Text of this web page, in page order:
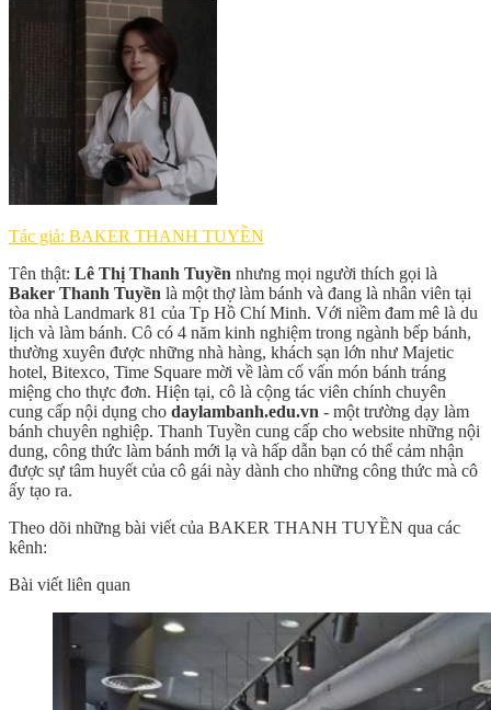
Tác giả: BAKER THANH TUYỀN
Tên thật: Lê Thị Thanh Tuyền nhưng mọi người thích gọi là
Baker Thanh Tuyền là một thợ làm bánh và đang là nhân viên tại
tòa nhà Landmark 81 của Tp Hồ Chí Minh. Với niềm đam mê là du
lịch và làm bánh. Cô có 4 năm kinh nghiệm trong ngành bếp bánh,
thường xuyên được những nhà hàng, khách sạn lớn như Majetic
hotel, Bitexco, Time Square mời về làm cố vấn món bánh tráng
miệng cho thực đơn. Hiện tại, cô là cộng tác viên chính chuyên
cung cấp nội dụng cho daylambanh.edu.vn - một trường dạy làm
bánh chuyên nghiệp. Thanh Tuyền cung cấp cho website những nội
dung, công thức làm bánh mới lạ và hấp dẫn bạn có thể cảm nhận
được sự tâm huyết của cô gái này dành cho những công thức mà cô
ấy tạo ra.
Theo dõi những bài viết của BAKER THANH TUYỀN qua các
kênh:
Bài viết liên quan